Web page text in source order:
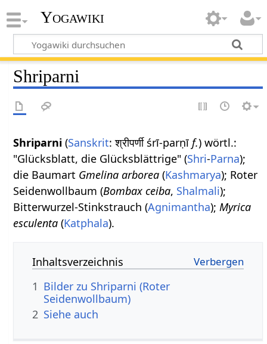
Yogawiki
Shriparni
Shriparni (Sanskrit: श्रीपर्णी śrī-parṇīf.) wörtl.:
"Glücksblatt, die Glücksblättrige" (Shri-Parna);
die Baumart Gmelina arborea (Kashmarya); Roter
Seidenwollbaum (Bombax ceiba, Shalmali);
Bitterwurzel-Stinkstrauch (Agnimantha);Myrica
esculenta (Katphala).
Inhaltsverzeichnis
1 Bilder zu Shriparni (Roter
Seidenwollbaum)
2 Siehe auch